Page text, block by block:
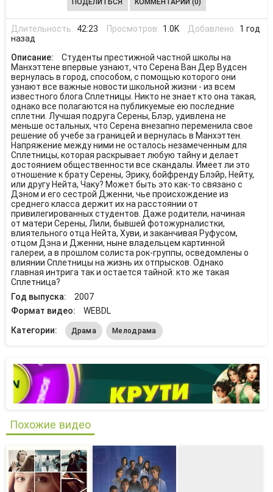
ПОДЕЛИТЬСЯ КОММЕНТАРИИ (0)
Длительность: 42:23 Просмотров: 1.0K Добавлено: 1 год
назад
Описание:
Студенты престижной частной школы на
Манхэттене впервые узнают, что Серена Ван Дер Вудсен
вернулась в город, способом, с помощью которого они
узнают все важные новости школьной жизни - из всем
известного блога Сплетницы. Никто не знает кто она такая,
однако все полагаются на публикуемые ею последние
сплетни. Лучшая подруга Серены, Блэр, удивлена не
меньше остальных, что Серена внезапно переменила свое
решение об учебе за границей и вернулась в Манхэттен.
Напряжение между ними не осталось незамеченным для
Сплетницы, которая раскрывает любую тайну и делает
достоянием общественности все скандалы. Имеет ли это
отношение к брату Серены, Эрику, бойфренду Блэйр, Нейту,
или другу Нейта, Чаку? Может быть это как-то связано с
Дэном и его сестрой Дженни, чье происхождение из
среднего класса держит их на расстоянии от
привилегированных студентов. Даже родители, начиная
от матери Серены, Лили, бывшей фотожурналистки,
влиятельного отца Нейта, Хуви, и заканчивая Руфусом,
отцом Дэна и Дженни, ныне владельцем картинной
галереи, а в прошлом солиста рок-группы, осведомлены о
влиянии Сплетницы на жизнь их отпрысков. Однако
главная интрига так и остается тайной: кто же такая
Сплетница?
Год выпуска:
2007
Формат видео:
WEBDL
Категории:
Драма Мелодрама
Похожие видео